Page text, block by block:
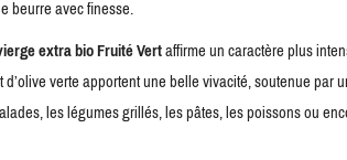
beurre avec finesse.
extra bio Fruité Vertaffirme un caractère plus
verte apportent une belle vivacité, soutenue
les légumes grillés, les pâtes, les poissons ou